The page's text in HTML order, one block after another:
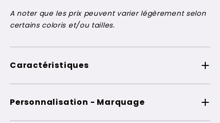
A noter que les prix peuvent varier légèrement selon
certains coloris et/ou tailles.
Caractéristiques
Personnalisation - Marquage